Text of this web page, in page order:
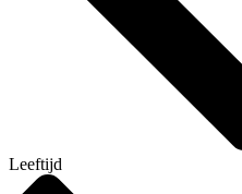
Leeftijd